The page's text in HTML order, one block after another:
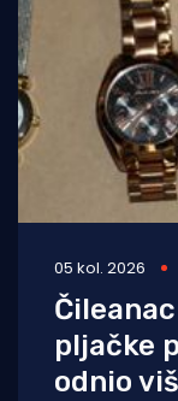
05 kol. 2026
pljačke
odnio